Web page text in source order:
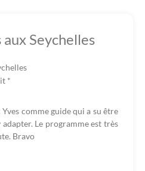
Seychelles
*
comme guide qui a su être
Le programme est très
Bravo